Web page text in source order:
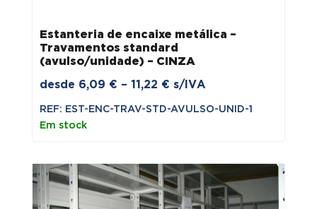
Estanteria de encaixe metálica –
Travamentos standard
(avulso/unidade) – CINZA
desde 6,09 € – 11,22 €Price
range:
s/IVA
REF: EST-ENC-TRAV-STD-AVULSO-UNID-1
Em stock